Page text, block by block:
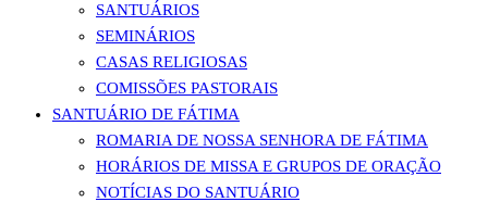
SANTUÁRIOS
SEMINÁRIOS
CASAS RELIGIOSAS
COMISSÕES PASTORAIS
SANTUÁRIO DE FÁTIMA
ROMARIA DE NOSSA SENHORA DE FÁTIMA
HORÁRIOS DE MISSA E GRUPOS DE ORAÇÃO
NOTÍCIAS DO SANTUÁRIO